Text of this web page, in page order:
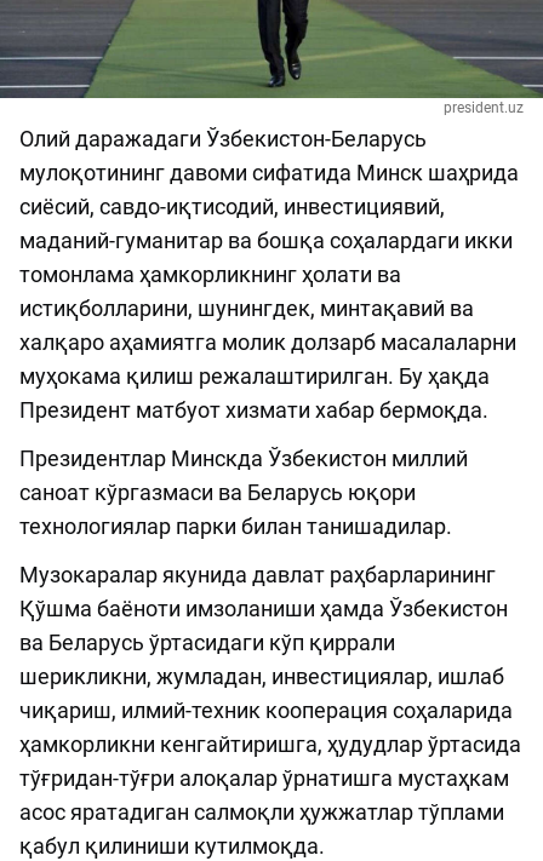
president.uz
Олий даражадаги Ўзбекистон-Беларусь
мулоқотининг давоми сифатида Минск шаҳрида
сиёсий, савдо-иқтисодий, инвестициявий,
маданий-гуманитар ва бошқа соҳалардаги икки
томонлама ҳамкорликнинг ҳолати ва
истиқболларини, шунингдек, минтақавий ва
халқаро аҳамиятга молик долзарб масалаларни
муҳокама қилиш режалаштирилган. Бу ҳақда
Президент матбуот хизмати хабар бермоқда.
Президентлар Минскда Ўзбекистон миллий
саноат кўргазмаси ва Беларусь юқори
технологиялар парки билан танишадилар.
Музокаралар якунида давлат раҳбарларининг
Қўшма баёноти имзоланиши ҳамда Ўзбекистон
ва Беларусь ўртасидаги кўп қиррали
шерикликни, жумладан, инвестициялар, ишлаб
чиқариш, илмий-техник кооперация соҳаларида
ҳамкорликни кенгайтиришга, ҳудудлар ўртасида
тўғридан-тўғри алоқалар ўрнатишга мустаҳкам
асос яратадиган салмоқли ҳужжатлар тўплами
қабул қилиниши кутилмоқда.